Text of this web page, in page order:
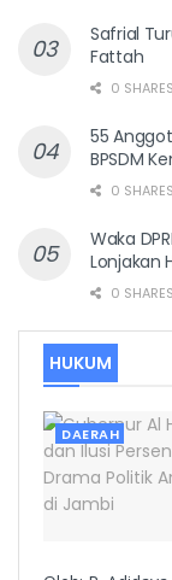
Safrial
Fattah
0 SHARES
55
BPSDM
0 SHARES
Waka
Lonjakan
0 SHARES
HUKUM
DAERAH